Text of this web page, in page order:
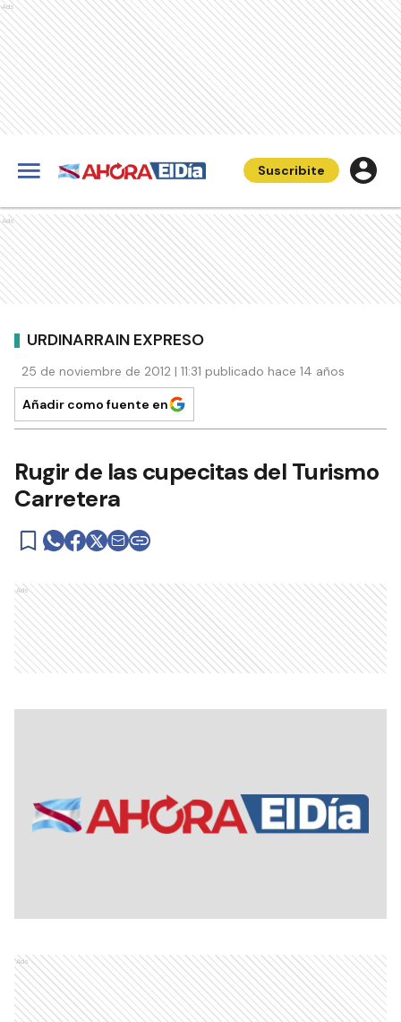
Ads
Suscribite
Ads
URDINARRAIN EXPRESO
25 de noviembre de 2012 | 11:31 publicado hace 14 años
Añadir como fuente en
Rugir de las cupecitas del Turismo
Carretera
Ads
Ads